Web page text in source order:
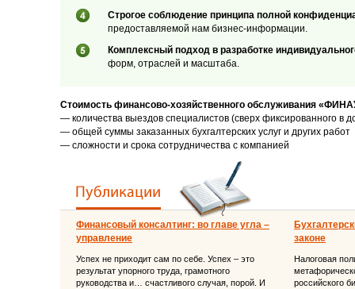
Строгое соблюдение принципа полной
предоставляемой нам бизнес-информации.
Комплексный подход в разработке
форм, отраслей и масштаба.
Стоимость финансово-хозяйственного обслуживания
— количества выездов специалистов (сверх фиксированного в
— общей суммы заказанных бухгалтерских услуг и других работ
— сложности и срока сотрудничества с компанией
Финансовый консалтинг: во главе угла –
управление
Успех не приходит сам по себе. Успех – это
результат упорного труда, грамотного
руководства и… счастливого случая, порой. И
законе
Налоговая
российского